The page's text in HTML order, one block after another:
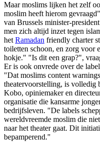
Maar moslims lijken het zelf
moslim heeft hierom
van Brussels minister-
men zich altijd inzet tegen
het Ramadan friendly charter
toiletten schoon, en zorg voor
hokje." "Is dit een grap?",
Er is ook onvrede over de
"Dat moslims content
theatervoorstelling, is volledig
Kobo, opiniemaker en
organisatie die kansarme
bedrijfsleven. "De labels
wereldvreemde moslim die
naar het theater gaat. Dit
bepamperend."